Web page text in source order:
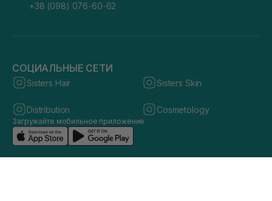
+38 (098) 076-60-62
СОЦИАЛЬНЫЕ СЕТИ
Sisters Hair Sisters Skin
Distribution Cosmetology
Загружайте мобильное приложение